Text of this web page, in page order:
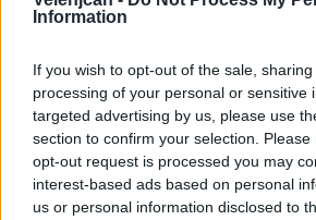
Information
If you wish to opt-out of the sale,
processing of your personal or sensitive
targeted advertising by us, please use
section to confirm your selection.
opt-out request is processed you may
interest-based ads based on personal
us or personal information disclosed to
Drzna tatvina – Tepanje
V soboto zjutraj je bolgarski
tatvino. Medtem, ko je počival
počivališču Tepanje, mu je
torbice v vozilu ukradel